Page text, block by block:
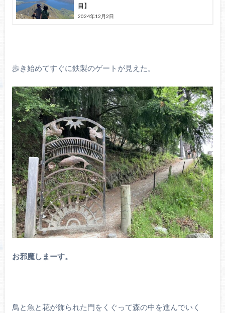
目】
2024年12月2日
歩き始めてすぐに鉄製のゲートが見えた。
お邪魔しまーす。
鳥と魚と花が飾られた門をくぐって森の中を進んでいく